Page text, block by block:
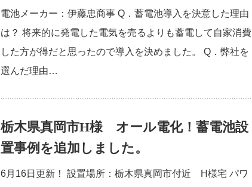
電池メーカー：伊藤忠商事 Q．蓄電池導入を決意した理由
は？ 将来的に発電した電気を売るよりも蓄電して自家消費
した方が得だと思ったので導入を決めました。 Q．弊社を
選んだ理由…
栃木県真岡市H様 オール電化！蓄電池設
置事例を追加しました。
6月16日更新！ 設置場所：栃木県真岡市付近 H様宅 パワ